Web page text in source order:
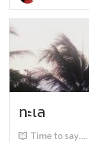
ทะเล
Time to say.....